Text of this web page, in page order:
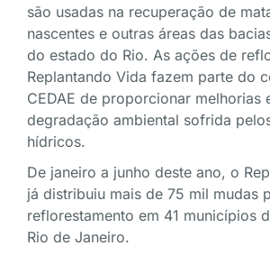
são usadas na recuperação de
nascentes e outras áreas das
do estado do Rio. As ações de
Replantando Vida fazem parte do
CEDAE de proporcionar melhorias
degradação ambiental sofrida
hídricos.
De janeiro a junho deste ano, o
já distribuiu mais de 75 mil mudas
reflorestamento em 41 municípios
Rio de Janeiro.